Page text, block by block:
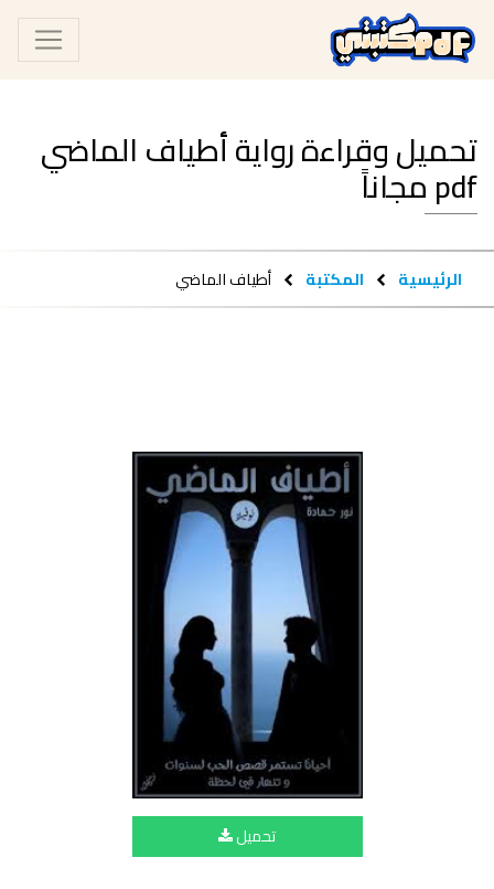
تحميل وقراءة رواية أطياف الماضي
pdf مجاناً
الرئيسية المكتبة أطياف الماضي
تحميل